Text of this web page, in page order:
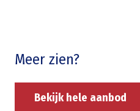
Meer zien?
Bekijk hele aanbod